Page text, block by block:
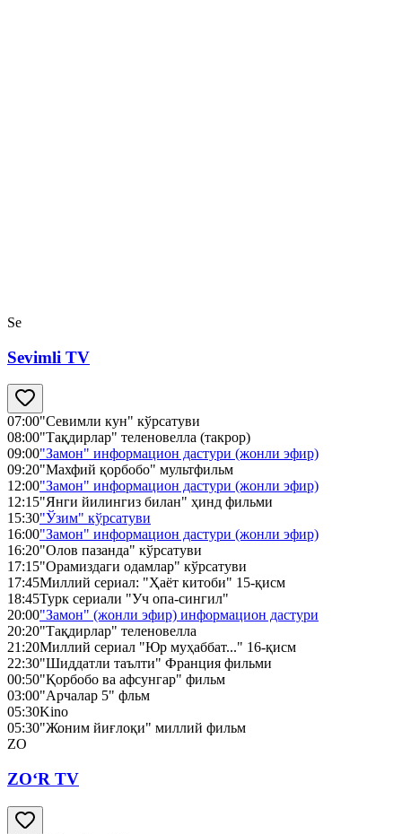
Se
Sevimli TV
07:00"Севимли кун" кўрсатуви
08:00"Тақдирлар" теленовелла (такрор)
09:00"Замон" информацион дастури (жонли эфир)
09:20"Махфий қорбобо" мультфильм
12:00"Замон" информацион дастури (жонли эфир)
12:15"Янги йилингиз билан" ҳинд фильми
15:30"Ўзим" кўрсатуви
16:00"Замон" информацион дастури (жонли эфир)
16:20"Олов пазанда" кўрсатуви
17:15"Орамиздаги одамлар" кўрсатуви
17:45Миллий сериал: "Ҳаёт китоби" 15-қисм
18:45Турк сериали "Уч опа-сингил"
20:00"Замон" (жонли эфир) информацион дастури
20:20"Тақдирлар" теленовелла
21:20Миллий сериал "Юр муҳаббат..." 16-қисм
22:30"Шиддатли таълти" Франция фильми
00:50"Қорбобо ва афсунгар" фильм
03:00"Арчалар 5" фльм
05:30Kino
05:30"Жоним йиғлоқи" миллий фильм
ZO
ZO‘R TV